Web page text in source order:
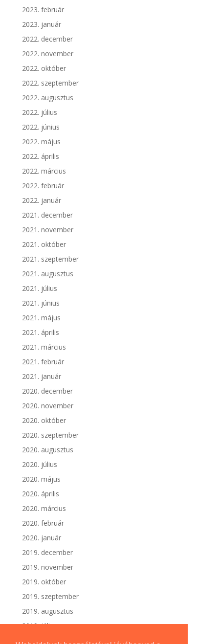
2023. február
2023. január
2022. december
2022. november
2022. október
2022. szeptember
2022. augusztus
2022. július
2022. június
2022. május
2022. április
2022. március
2022. február
2022. január
2021. december
2021. november
2021. október
2021. szeptember
2021. augusztus
2021. július
2021. június
2021. május
2021. április
2021. március
2021. február
2021. január
2020. december
2020. november
2020. október
2020. szeptember
2020. augusztus
2020. július
2020. május
2020. április
2020. március
2020. február
2020. január
2019. december
2019. november
2019. október
2019. szeptember
2019. augusztus
2019. július
2019. június